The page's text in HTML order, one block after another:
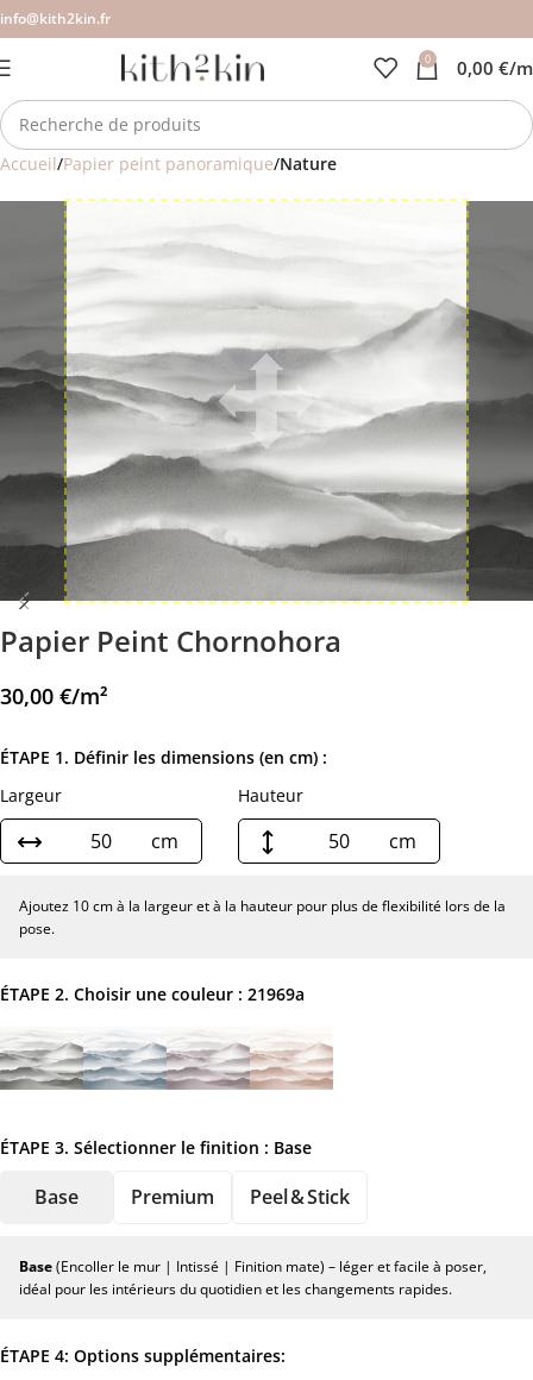
info@kith2kin.fr
0 0,00 €/
Accueil Papier peint panoramique Nature
Papier Peint Chornohora
30,00 €/m²
ÉTAPE 1. Définir les dimensions (en cm) :
Largeur
cm
Hauteur
cm
Ajoutez 10 cm à la largeur et à la hauteur pour plus de flexibilité lors de la
pose.
ÉTAPE 2. Choisir une couleur : 21969a
ÉTAPE 3. Sélectionner le finition : Base
Base Premium Peel & Stick
Base(Encoller le mur | Intissé | Finition mate) – léger et facile à poser,
idéal pour les intérieurs du quotidien et les changements rapides.
ÉTAPE 4: Options supplémentaires: